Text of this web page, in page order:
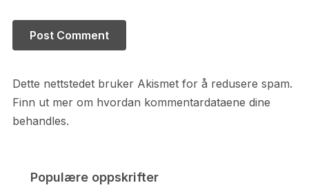
Dette nettstedet bruker Akismet for å redusere spam.
Finn ut mer om hvordan kommentardataene dine
behandles.
Populære oppskrifter